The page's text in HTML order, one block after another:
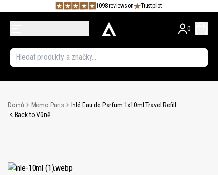
1098 reviews on Trustpilot
0
Domů Memo Paris
Inlé Eau de Parfum 1x10ml Travel Refill
Back to Vůně